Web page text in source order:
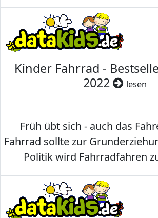
Kinder Fahrrad -
2022
lesen
Früh übt sich - auch das
Fahrrad sollte zur
Politik wird Fahrradfahren